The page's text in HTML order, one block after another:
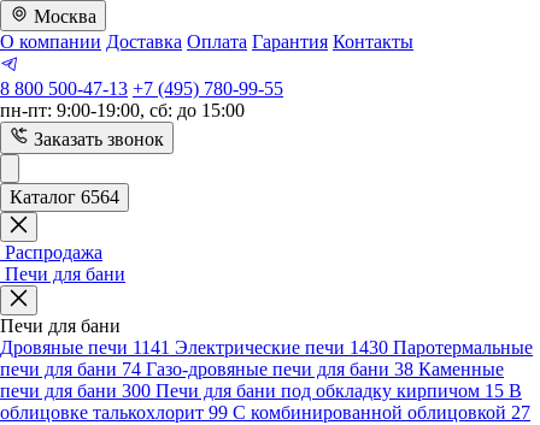
Москва
О компании Доставка Оплата Гарантия Контакты
8 800 500-47-13 +7 (495) 780-99-55
пн-пт: 9:00-19:00, сб: до 15:00
Заказать звонок
Каталог 6564
Распродажа
Печи для бани
Печи для бани
Дровяные печи 1141 Электрические печи 1430 Паротермальные
печи для бани 74 Газо-дровяные печи для бани 38 Каменные
печи для бани 300 Печи для бани под обкладку кирпичом 15 В
облицовке талькохлорит 99 С комбинированной облицовкой 27